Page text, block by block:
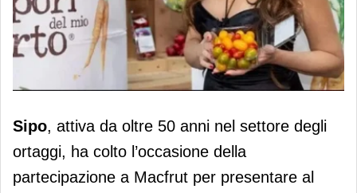
Sipo al via il progetto social con
Emanuela Tittocchia
Sipo, attiva da oltre 50 anni nel settore degli
ortaggi, ha colto l’occasione della
partecipazione a Macfrut per presentare al